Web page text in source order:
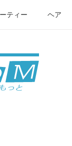
ティー ヘア